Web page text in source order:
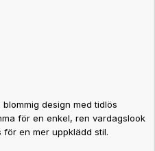
design med tidlös
för en enkel, ren vardagslook
för en mer uppklädd stil.